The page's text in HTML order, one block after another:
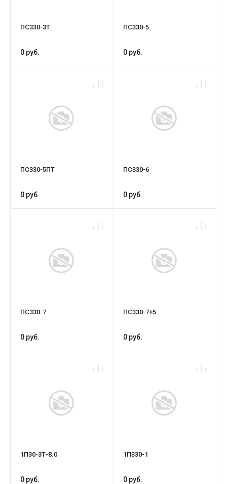
ПС330-3Т
0 руб.
ПС330-5
0 руб.
ПС330-5ПТ
0 руб.
ПС330-6
0 руб.
ПС330-7
0 руб.
ПС330-7+5
0 руб.
1П30-3Т-8.0
0 руб.
1П330-1
0 руб.